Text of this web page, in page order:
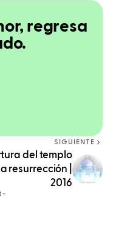
regresa
SIGUIENTE
del templo
resurrección |
2016
-